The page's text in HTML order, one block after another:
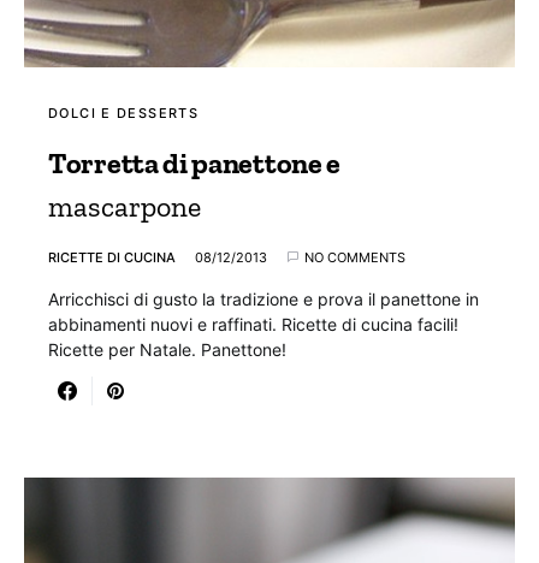
DOLCI E DESSERTS
Torretta di panettone e
mascarpone
RICETTE DI CUCINA 08/12/2013 NO COMMENTS
Arricchisci di gusto la tradizione e prova il panettone in
abbinamenti nuovi e raffinati. Ricette di cucina facili!
Ricette per Natale. Panettone!